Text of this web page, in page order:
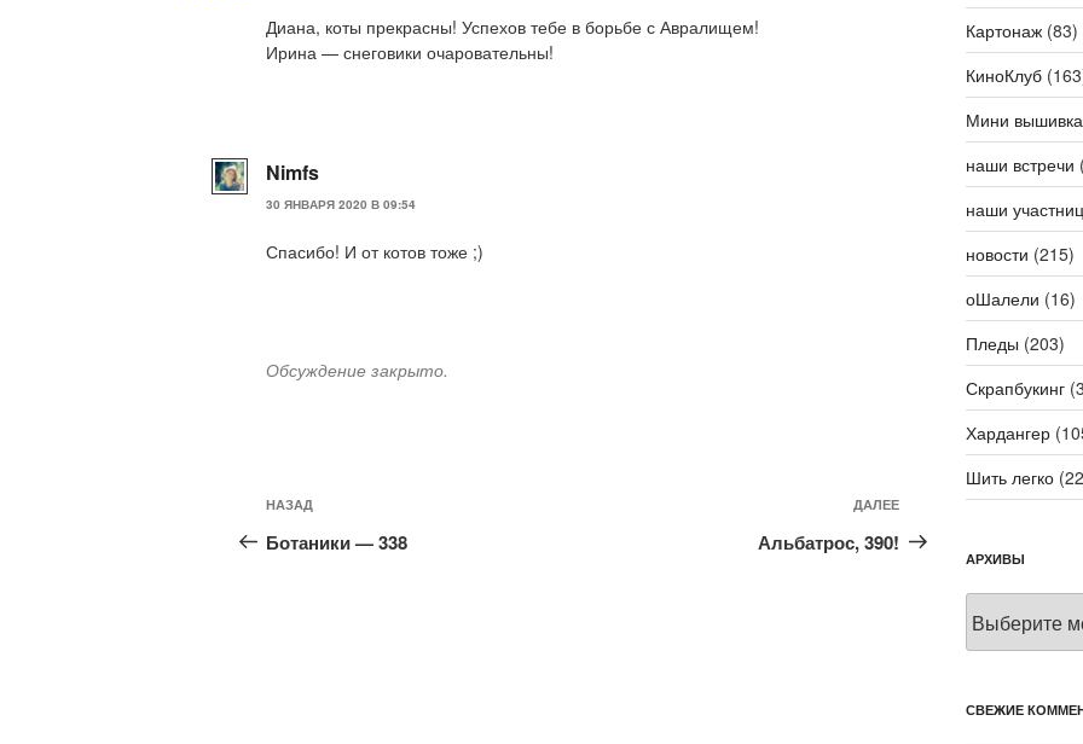
Диана, коты прекрасны! Успехов тебе в борьбе с Авралищем!
Ирина — снеговики очаровательны!
Nimfs
30 ЯНВАРЯ 2020 В 09:54
Спасибо! И от котов тоже ;)
Обсуждение закрыто.
Навигация
по
Предыдущая
запись:
НАЗАД
Ботаники — 338
Следующая
запись
ДАЛЕЕ
Альбатрос, 390!
Картонаж(83)
КиноКлуб
Мини вышивка
наши встречи
наши
новости (215)
оШалели (16)
Пледы (203)
Скрапбукинг
Хардангер
Шить легко
АРХИВЫ
СВЕЖИЕ